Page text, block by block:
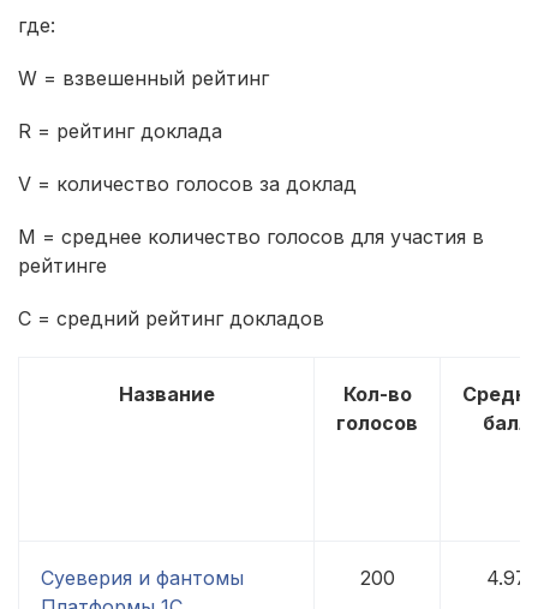
где:
W = взвешенный рейтинг
R = рейтинг доклада
V = количество голосов за доклад
M = среднее количество голосов для участия в
рейтинге
C = средний рейтинг докладов
Название
Кол-во
голосов
балл
Суеверия и фантомы
200 4.97